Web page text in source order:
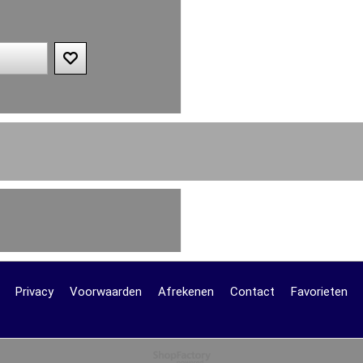
Privacy Voorwaarden Afrekenen Contact Favorieten